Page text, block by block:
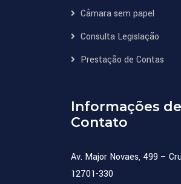
Câmara sem papel
Consulta Legislação
Prestação de Contas
Informações de
Contato
Av. Major Novaes, 499 –
12701-330